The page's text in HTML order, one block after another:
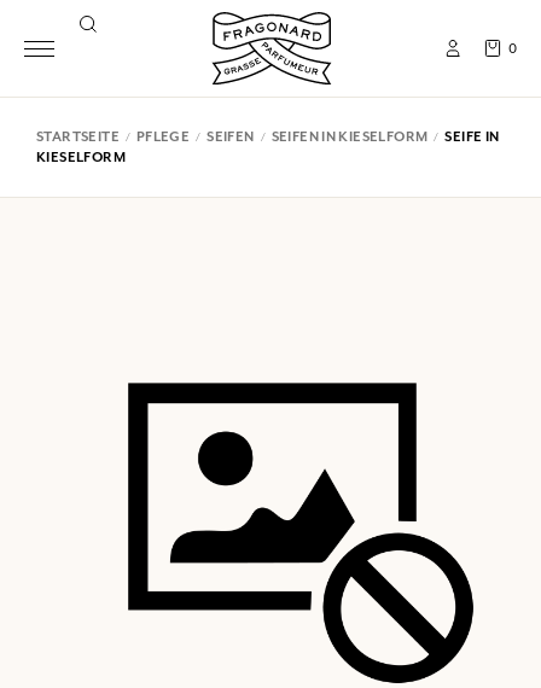
0
STARTSEITE PFLEGE SEIFEN SEIFEN IN KIESELFORM
SEIFE IN
KIESELFORM